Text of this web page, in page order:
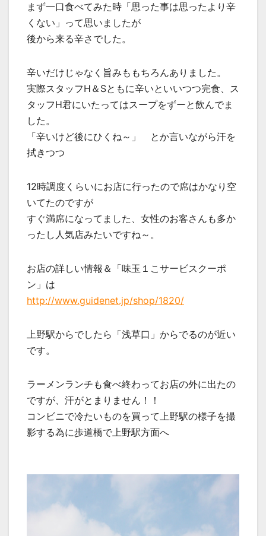
まず一口食べてみた時「思った事は思ったより辛
くない」って思いましたが
後から来る辛さでした。
辛いだけじゃなく旨みももちろんありました。
実際スタッフH＆Sともに辛いといいつつ完食、ス
タッフH君にいたってはスープをずーと飲んでま
した。
「辛いけど後にひくね～」 とか言いながら汗を
拭きつつ
12時調度くらいにお店に行ったので席はかなり空
いてたのですが
すぐ満席になってました、女性のお客さんも多か
ったし人気店みたいですね～。
お店の詳しい情報＆「味玉１こサービスクーポ
ン」は
http://www.guidenet.jp/shop/1820/
上野駅からでしたら「浅草口」からでるのが近い
です。
ラーメンランチも食べ終わってお店の外に出たの
ですが、汗がとまりません！！
コンビニで冷たいものを買って上野駅の様子を撮
影する為に歩道橋で上野駅方面へ